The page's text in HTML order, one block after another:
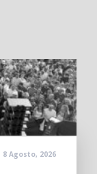
8 Agosto, 2026